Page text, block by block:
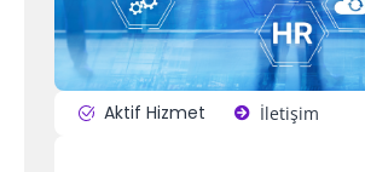
Aktif Hizmet İletişim